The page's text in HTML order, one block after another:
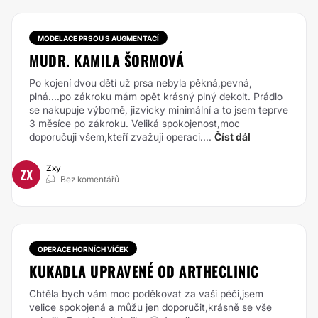
MODELACE PRSOU S AUGMENTACÍ
MUDR. KAMILA ŠORMOVÁ
Po kojení dvou dětí už prsa nebyla pěkná,pevná,
plná....po zákroku mám opět krásný plný dekolt. Prádlo
se nakupuje výborně, jizvicky minimální a to jsem teprve
3 měsíce po zákroku. Veliká spokojenost,moc
doporučuji všem,kteří zvažuji operaci.... Číst dál
ZX
Zxy
Bez komentářů
OPERACE HORNÍCH VÍČEK
KUKADLA UPRAVENÉ OD ARTHECLINIC
Chtěla bych vám moc poděkovat za vaši péči,jsem
velice spokojená a můžu jen doporučit,krásně se vše